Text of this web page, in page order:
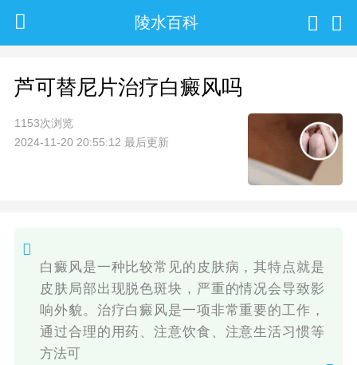
陵水百科
芦可替尼片治疗白癜风吗
1153次浏览
2024-11-20 20:55:12 最后更新
白癜风是一种比较常见的皮肤病，其特点就是
皮肤局部出现脱色斑块，严重的情况会导致影
响外貌。治疗白癜风是一项非常重要的工作，
通过合理的用药、注意饮食、注意生活习惯等
方法可